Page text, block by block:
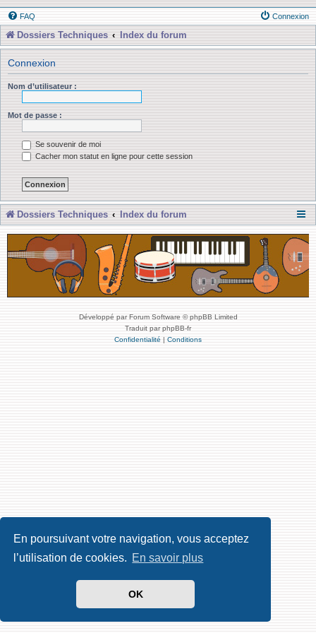
En poursuivant votre navigation, vous acceptez
l’utilisation de cookies. En savoir plus
OK
FAQ Connexion
Dossiers Techniques Index du forum
Connexion
Nom d’utilisateur :
Mot de passe :
Se souvenir de moi
Cacher mon statut en ligne pour cette session
Dossiers Techniques Index du forum
Développé par Forum Software © phpBB Limited
Traduit par phpBB-fr
Confidentialité | Conditions